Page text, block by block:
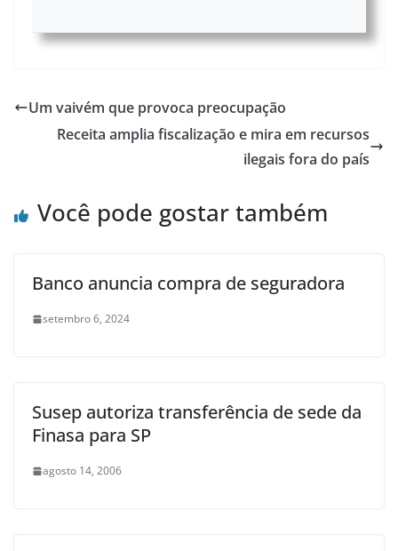
Um vaivém que provoca preocupação
Receita amplia fiscalização e mira em recursos
ilegais fora do país
Você pode gostar também
Banco anuncia compra de seguradora
setembro 6, 2024
Susep autoriza transferência de sede da
Finasa para SP
agosto 14, 2006